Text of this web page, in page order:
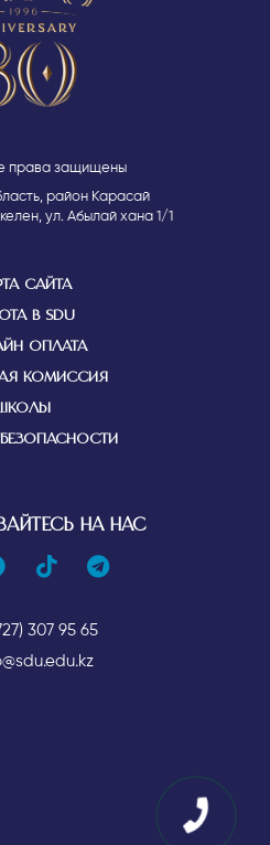
права защищены
район Карасай
ул. Абылай хана 1/1
САЙТА
В SDU
ОПЛАТА
КОМИССИЯ
НА НАС
307 95 65